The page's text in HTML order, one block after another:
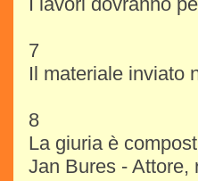
7
Il materiale inviato
8
La giuria è
Jan Bures - Attore,